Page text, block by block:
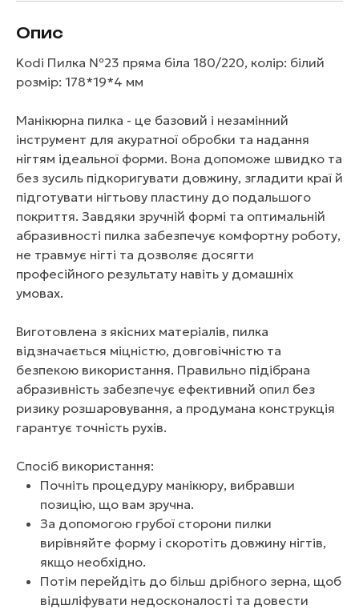
Опис
Kodi Пилка №23 пряма біла 180/220, колір: білий
розмір: 178*19*4 мм
Манікюрна пилка - це базовий і незамінний
інструмент для акуратної обробки та надання
нігтям ідеальної форми. Вона допоможе швидко та
без зусиль підкоригувати довжину, згладити краї й
підготувати нігтьову пластину до подальшого
покриття. Завдяки зручній формі та оптимальній
абразивності пилка забезпечує комфортну роботу,
не травмує нігті та дозволяє досягти
професійного результату навіть у домашніх
умовах.
Виготовлена з якісних матеріалів, пилка
відзначається міцністю, довговічністю та
безпекою використання. Правильно підібрана
абразивність забезпечує ефективний опил без
ризику розшаровування, а продумана конструкція
гарантує точність рухів.
Спосіб використання:
Почніть процедуру манікюру, вибравши
позицію, що вам зручна.
За допомогою грубої сторони пилки
вирівняйте форму і скоротіть довжину нігтів,
якщо необхідно.
Потім перейдіть до більш дрібного зерна, щоб
відшліфувати недосконалості та довести